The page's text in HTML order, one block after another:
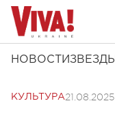
НОВОСТИ ЗВЕЗДЫ
КУЛЬТУРА21.08.2025